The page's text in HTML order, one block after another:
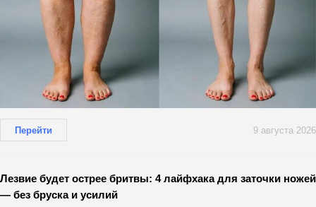
Перейти 9 августа 2026
Лезвие будет острее бритвы: 4 лайфхака для заточки ножей
— без бруска и усилий